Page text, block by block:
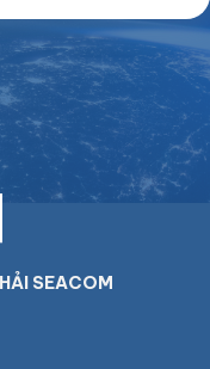
SEACOM